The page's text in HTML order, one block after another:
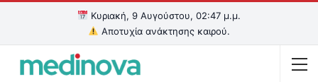
Κυριακή, 9 Αυγούστου, 02:47 μ.μ.
Αποτυχία ανάκτησης καιρού.